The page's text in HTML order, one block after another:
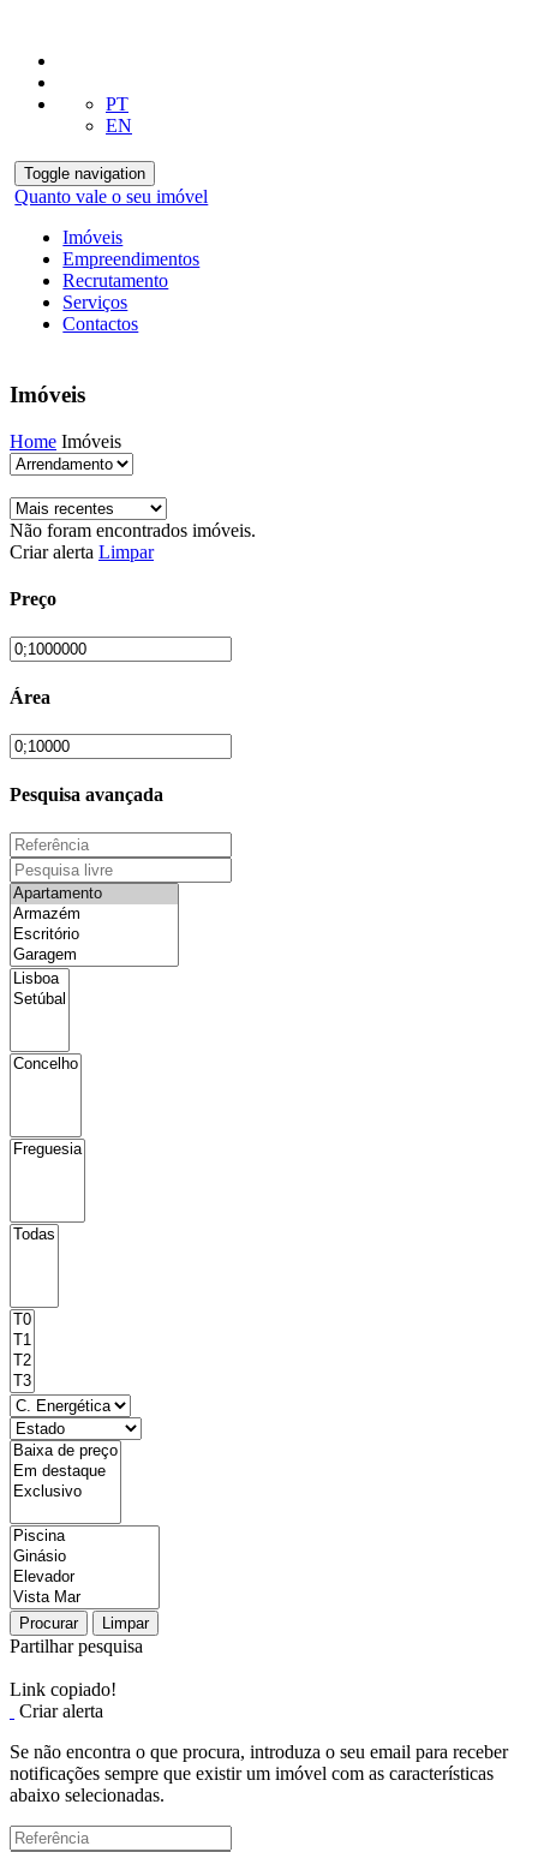
PT
EN
Toggle navigation
Quanto vale o seu imóvel
Imóveis
Empreendimentos
Recrutamento
Serviços
Contactos
Imóveis
Home Imóveis
Não foram encontrados imóveis.
Criar alerta Limpar
Preço
Área
Pesquisa avançada
Procurar Limpar
Partilhar pesquisa
Link copiado!
Criar alerta
Se não encontra o que procura, introduza o seu email para receber
notificações sempre que existir um imóvel com as características
abaixo selecionadas.